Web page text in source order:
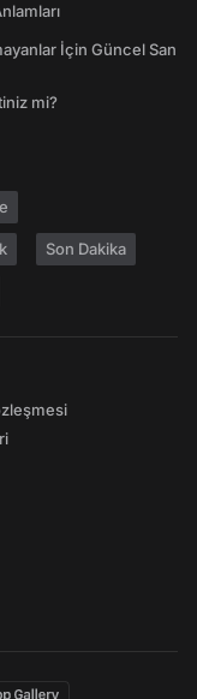
İçin Güncel San
mi?
Son Dakika